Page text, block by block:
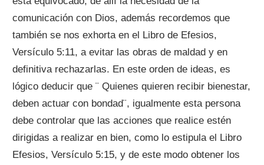
comunicación con Dios, además recordemos que
también se nos exhorta en el Libro de Efesios,
Versículo 5:11, a evitar las obras de maldad y en
definitiva rechazarlas. En este orden de ideas, es
lógico deducir que ¨ Quienes quieren recibir bienestar,
deben actuar con bondad¨, igualmente esta persona
debe controlar que las acciones que realice estén
dirigidas a realizar en bien, como lo estipula el Libro
Efesios, Versículo 5:15, y de este modo obtener los